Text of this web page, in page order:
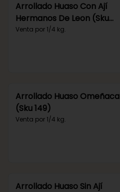
Arrollado Huaso Con Ají
Hermanos De Leon (Sku
292)
Venta por 1/4 kg.
Arrollado Huaso Omeñaca
(Sku 149)
Venta por 1/4 kg.
Arrollado Huaso Sin Ají